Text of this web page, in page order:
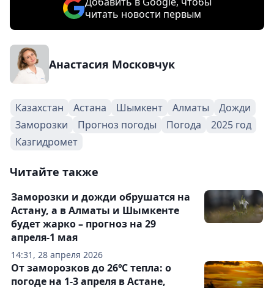
читать новости первым
Анастасия Московчук
Казахстан Астана Шымкент Алматы
Дожди
Заморозки
Прогноз погоды Погода
2025 год
Казгидромет
Читайте также
14:31, 28 апреля 2026
Заморозки и дожди обрушатся на
Астану, а в Алматы и Шымкенте
будет жарко – прогноз на 29
апреля-1 мая
От заморозков до 26℃ тепла: о
погоде на 1-3 апреля в Астане,